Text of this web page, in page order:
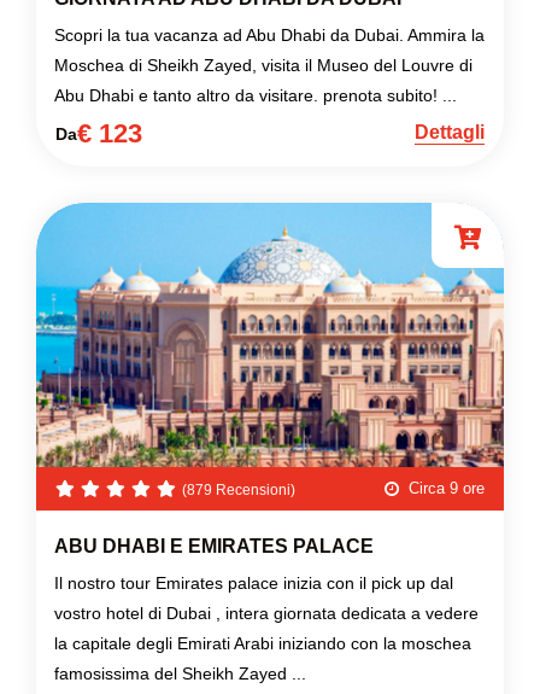
Scopri la tua vacanza ad Abu Dhabi da Dubai. Ammira la
Moschea di Sheikh Zayed, visita il Museo del Louvre di
Abu Dhabi e tanto altro da visitare. prenota subito! ...
Da€ 123 Dettagli
(879 Recensioni) Circa 9 ore
ABU DHABI E EMIRATES PALACE
Il nostro tour Emirates palace inizia con il pick up dal
vostro hotel di Dubai , intera giornata dedicata a vedere
la capitale degli Emirati Arabi iniziando con la moschea
famosissima del Sheikh Zayed ...